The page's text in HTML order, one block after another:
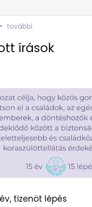
további
írások
tizenöt lépés